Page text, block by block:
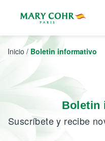
Inicio / Boletin informativo
Boletin
Suscríbete y recibe